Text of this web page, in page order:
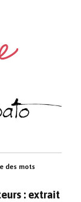
des mots
: extrait